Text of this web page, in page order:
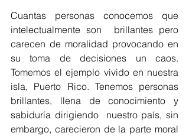
Cuantas personas conocemos que
intelectualmente son  brillantes pero
carecen de moralidad provocando en
su toma de decisiones un caos.
Tomemos el ejemplo vivido en nuestra
isla, Puerto Rico. Tenemos personas
brillantes, llena de conocimiento y
sabiduría dirigiendo  nuestro país, sin
embargo, carecieron de la parte moral